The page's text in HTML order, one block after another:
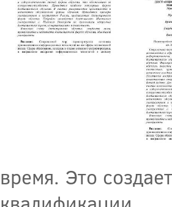
время. Это